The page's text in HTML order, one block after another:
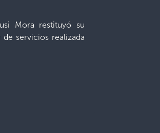
Mora restituyó su
servicios realizada